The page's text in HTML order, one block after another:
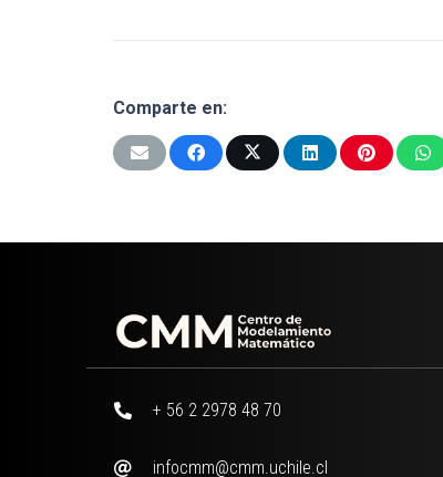
Comparte en:
+ 56 2 2978 48 70
infocmm@cmm.uchile.cl